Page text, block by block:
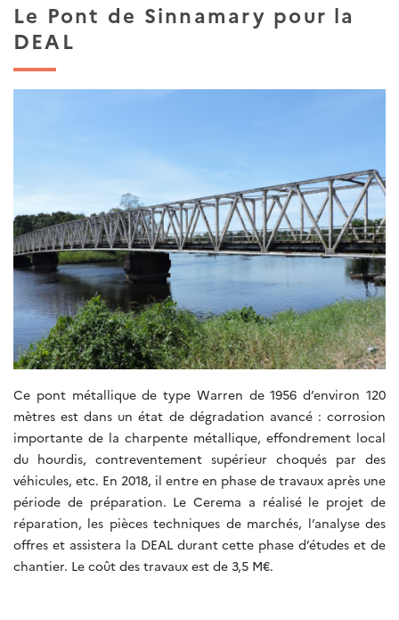
Le Pont de Sinnamary pour la
DEAL
Ce pont métallique de type Warren de 1956 d’environ 120
mètres est dans un état de dégradation avancé : corrosion
importante de la charpente métallique, effondrement local
du hourdis, contreventement supérieur choqués par des
véhicules, etc. En 2018, il entre en phase de travaux après une
période de préparation. Le Cerema a réalisé le projet de
réparation, les pièces techniques de marchés, l’analyse des
offres et assistera la DEAL durant cette phase d’études et de
chantier. Le coût des travaux est de 3,5 M€.